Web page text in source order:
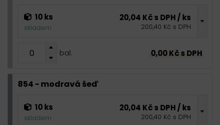
10 ks
skladem
20,04 Kč s DPH / ks
200,40 Kč s DPH
bal. 0,00 Kč s DPH
854 - modravá šeď
10 ks
skladem
20,04 Kč s DPH / ks
200,40 Kč s DPH